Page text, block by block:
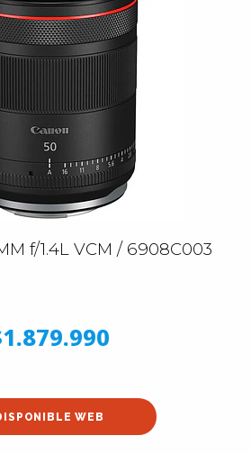
f/1.4L VCM / 6908C003
WEB